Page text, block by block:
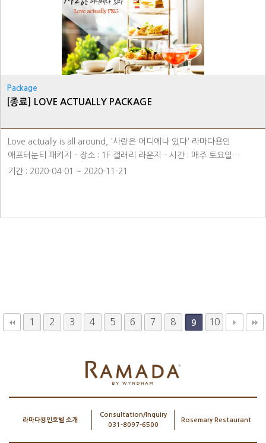
Package
[종료] LOVE ACTUALLY PACKAGE
Love actually is all around, '사랑은 어디에나 있다' 라마다용인
애프터눈티 패키지 - 장소 : 1F 갤러리 라운지 - 시간 : 매주 토요일
15:00~18:00
기간 : 2020-04-01 ~ 2020-11-21
1 2 3 4 5 6 7 8 9 10
라마다용인호텔 소개
Consultation/Inquiry
031-8097-6500
Rosemary Restaurant